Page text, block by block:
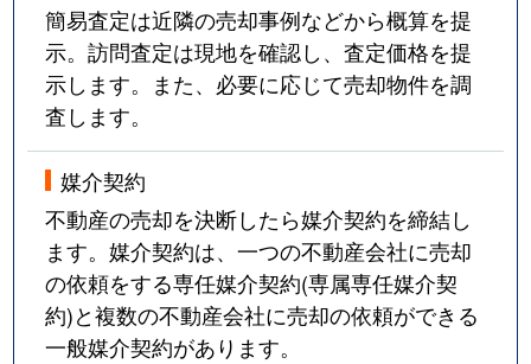
簡易査定は近隣の売却事例などから概算を提
示。訪問査定は現地を確認し、査定価格を提
示します。また、必要に応じて売却物件を調
査します。
媒介契約
不動産の売却を決断したら媒介契約を締結し
ます。媒介契約は、一つの不動産会社に売却
の依頼をする専任媒介契約(専属専任媒介契
約)と複数の不動産会社に売却の依頼ができる
一般媒介契約があります。